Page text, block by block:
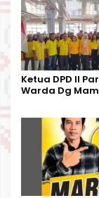
Ketua DPD II
Warda Dg
Kecamatan